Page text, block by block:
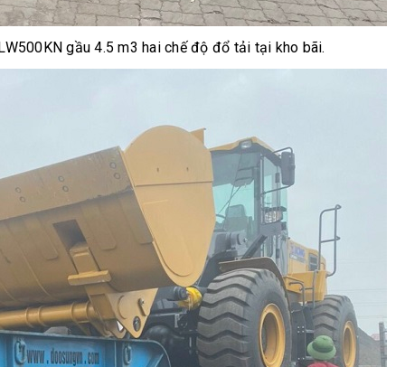
gầu 4.5 m3 hai chế độ đổ tải tại kho bãi.